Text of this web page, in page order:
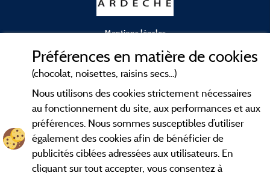
Mentions légales
Contact
CGV
Les meilleurscampings en Ardèche . Consultez les fiches de
Préférences en matière de cookies
(chocolat, noisettes, raisins secs...)
Nous utilisons des cookies strictement nécessaires
au fonctionnement du site, aux performances et aux
préférences. Nous sommes susceptibles d’utiliser
également des cookies afin de bénéficier de
publicités ciblées adressées aux utilisateurs. En
cliquant sur tout accepter, vous consentez à